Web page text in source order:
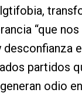
“que nos
partidos
odio